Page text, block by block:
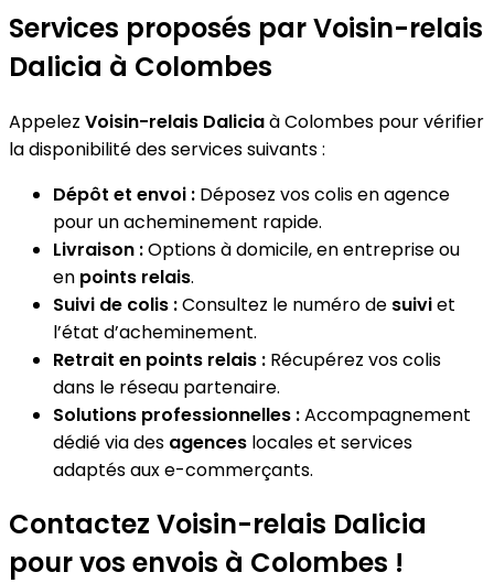
Services proposés par Voisin-relais
Dalicia à Colombes
Appelez Voisin-relais Daliciaà Colombes pour vérifier
la disponibilité des services suivants :
Dépôt et envoi : Déposez vos colis en agence
pour un acheminement rapide.
Livraison :Options à domicile, en entreprise ou
en points relais.
Suivi de colis :Consultez le numéro de suiviet
l’état d’acheminement.
Retrait en points relais : Récupérez vos colis
dans le réseau partenaire.
Solutions professionnelles :Accompagnement
dédié via des agences locales et services
adaptés aux e-commerçants.
Contactez Voisin-relais Dalicia
pour vos envois à Colombes !